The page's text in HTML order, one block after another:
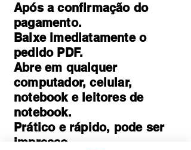
Após a confirmação do
pagamento.
Baixe imediatamente o
pedido PDF.
Abre em qualquer
computador, celular,
notebook e leitores de
notebook.
Prático e rápido, pode ser
impresso